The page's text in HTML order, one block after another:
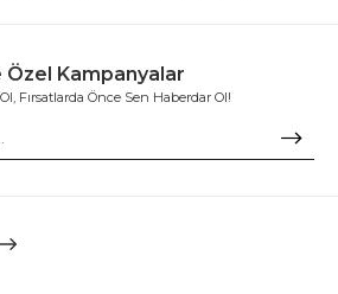
Özel Kampanyalar
Fırsatlarda Önce Sen Haberdar Ol!